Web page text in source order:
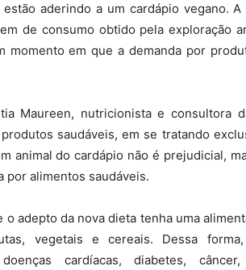
estão aderindo a um cardápio vegano.
de consumo obtido pela exploração
momento em que a demanda por
Maureen, nutricionista e consultora
saudáveis, em se tratando
animal do cardápio não é prejudicial,
por alimentos saudáveis.
o adepto da nova dieta tenha uma
vegetais e cereais. Dessa
cardíacas, diabetes,